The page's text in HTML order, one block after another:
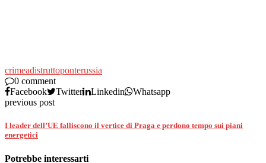
crimeadistruttoponterussia
0 comment
Facebook
Twitter Linkedin
Whatsapp
previous post
I leader dell’UE falliscono il vertice di Praga e perdono tempo sui piani
energetici
Potrebbe interessarti